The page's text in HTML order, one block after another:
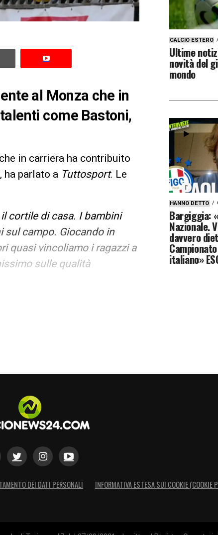
al Monza che in
come Bastoni,
che in carriera ha contribuito
parlato a Tuttosport. Le
il cortile di casa. I bambini
sul campo. Giocando in
quasi vincoliamo i ragazzi a
sulle qualità
CALCIO ESTERO
Ultime
novità del
mondo
HANNO DETTO
Bargiggia:
Nazionale.
davvero
italiano»
DEI DATI PERSONALI INFORMATIVA ESTESA SUI COOKIE (COOKIE